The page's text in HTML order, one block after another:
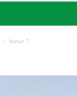
butur 1